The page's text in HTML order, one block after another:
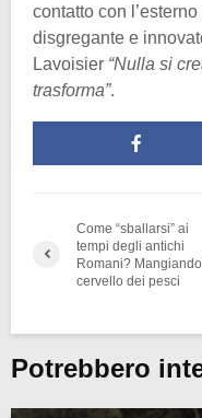
contatto con
disgregante e
Lavoisier “Nulla si
trasforma”.
Come “sballarsi” ai
tempi degli antichi
Romani?
cervello dei pesci
Potrebbero